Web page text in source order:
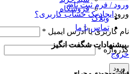
ورود / فرم ثبت نام
ورود ایجاد یک حساب کاربری؟
نام کاربری یا آدرس ایمیل *
گذرواژه*
ورود
فروشگاه
وبلاگ
تماس با ما
پیشنهادات شگفت انگیز
خروج